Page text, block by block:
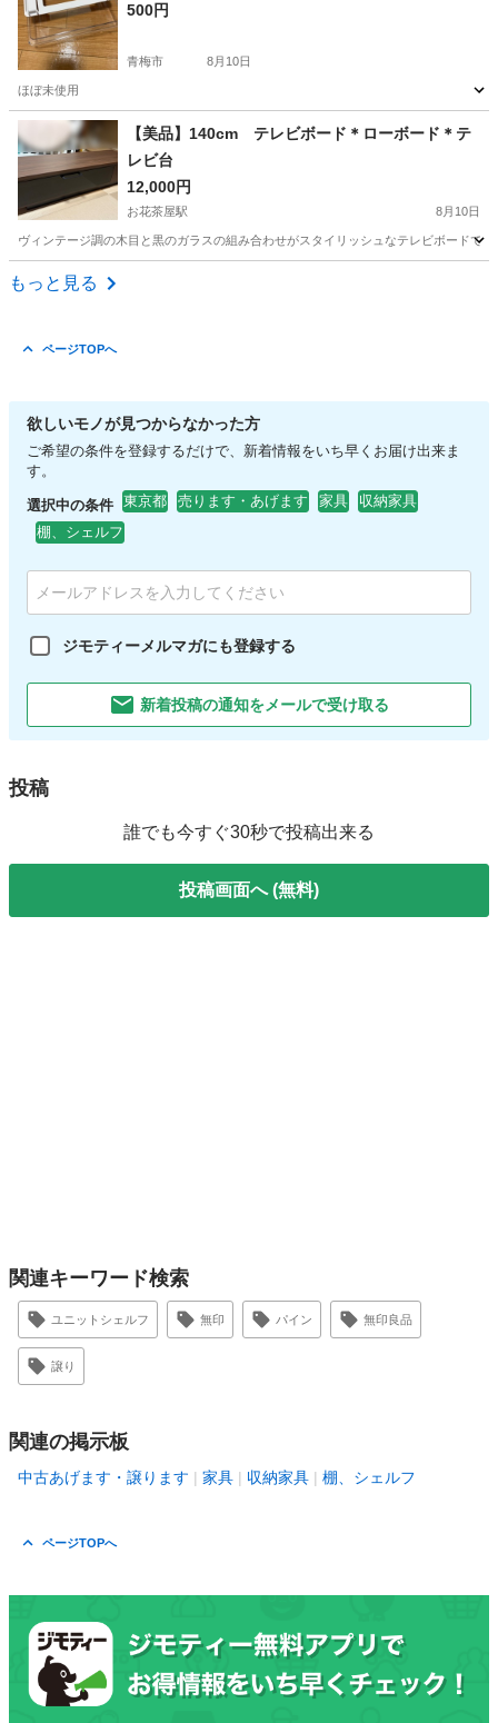
500円
青梅市 8月10日
ほぼ未使用
東京 青梅市 収納家具
【美品】140cm テレビボード＊ローボード＊テ
レビ台
12,000円
お花茶屋駅 8月10日
ヴィンテージ調の木目と黒のガラスの組み合わせがスタイリッシュなテレビボードで
東京 葛飾区
もっと見る
ページTOPへ
欲しいモノが見つからなかった方
ご希望の条件を登録するだけで、新着情報をいち早くお届け出来ま
す。
選択中の条件 東京都 売ります・あげます 家具
収納家具
棚、シェルフ
ジモティーメルマガにも登録する
新着投稿の通知をメールで受け取る
投稿
誰でも今すぐ30秒で投稿出来る
投稿画面へ (無料)
関連キーワード検索
ユニットシェルフ 無印 パイン 無印良品
譲り
関連の掲示板
中古あげます・譲ります 家具 収納家具 棚、シェルフ
ページTOPへ